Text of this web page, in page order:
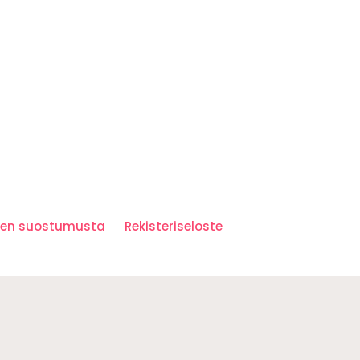
suostumusta Rekisteriseloste